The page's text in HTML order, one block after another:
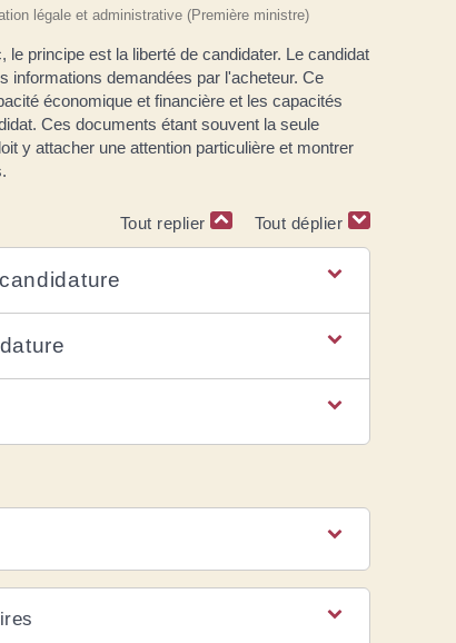
légale et administrative (Première ministre)
principe est la liberté de candidater. Le candidat
informations demandées par l'acheteur. Ce
économique et financière et les capacités
Ces documents étant souvent la seule
y attacher une attention particulière et montrer
Tout replier Tout déplier